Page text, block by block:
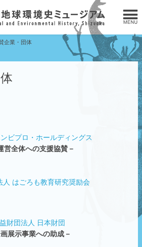
企業・団体
ビプロ・ホールディングス
営全体への支援協賛－
人 はごろも教育研究奨励会
財団法人 日本財団
画展示事業への助成－